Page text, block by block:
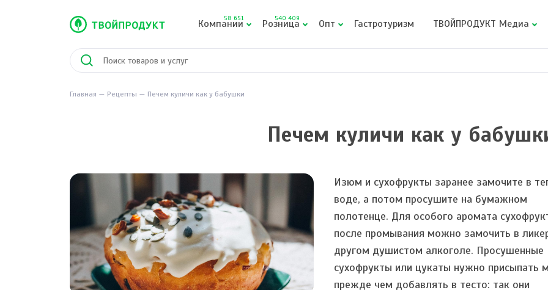
Компании
58 651 Розница
540 409 Опт Гастротуризм ТВОЙПРОДУКТ Медиа
Главная Рецепты Печем куличи как у бабушки
Печем куличи как у
Изюм и сухофрукты заранее замочите в
воде, а потом просушите на бумажном
полотенце. Для особого аромата
после промывания можно замочить в
другом душистом алкоголе. Просушенные
сухофрукты или цукаты нужно присыпать
прежде чем добавлять в тесто: так они